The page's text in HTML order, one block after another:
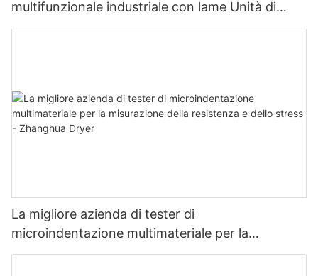
multifunzionale industriale con lame Unità di
asciugatura multifunzionale con lame
La migliore azienda di tester di
microindentazione multimateriale per la
misurazione della resistenza e dello stress -